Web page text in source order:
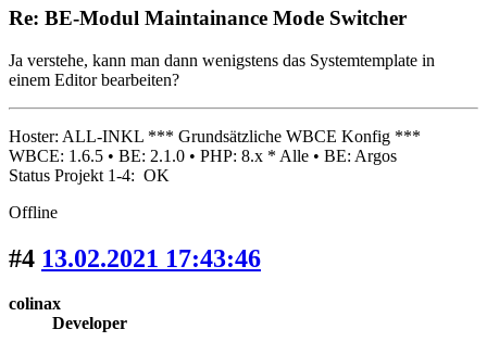
Re: BE-Modul Maintainance Mode Switcher
Ja verstehe, kann man dann wenigstens das Systemtemplate in
einem Editor bearbeiten?
Hoster: ALL-INKL *** Grundsätzliche WBCE Konfig ***
WBCE: 1.6.5 • BE: 2.1.0 • PHP: 8.x * Alle • BE: Argos
Status Projekt 1-4: OK
Offline
#4 13.02.2021 17:43:46
colinax
Developer